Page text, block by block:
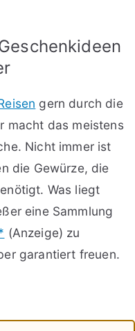
gern durch die
macht das meistens
Nicht immer ist
die Gewürze, die
Was liegt
eine Sammlung
(Anzeige) zu
garantiert freuen.